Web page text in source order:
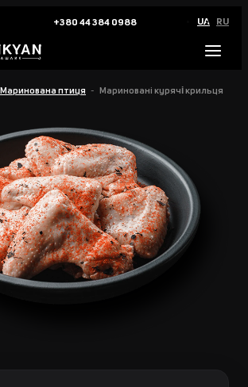
+380 44 384 0988 UA RU
Маринована птиця Маринованi курячі крильця